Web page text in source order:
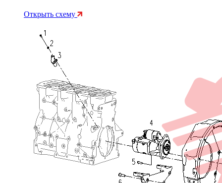
Открыть схему